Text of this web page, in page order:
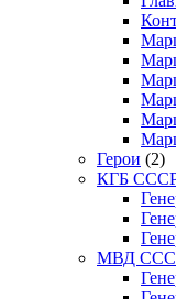
Герои (2)
КГБ
МВД